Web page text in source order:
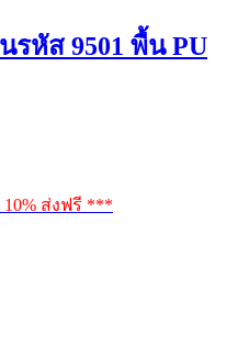
รหัส 9501 พื้น PU
ส่งฟรี ***